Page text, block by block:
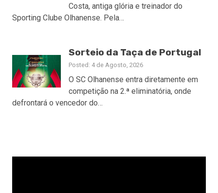
Costa, antiga glória e treinador do
Sporting Clube Olhanense. Pela…
Sorteio da Taça de Portugal
Posted: 4 de Agosto, 2026
O SC Olhanense entra diretamente em
competição na 2.ª eliminatória, onde
defrontará o vencedor do…